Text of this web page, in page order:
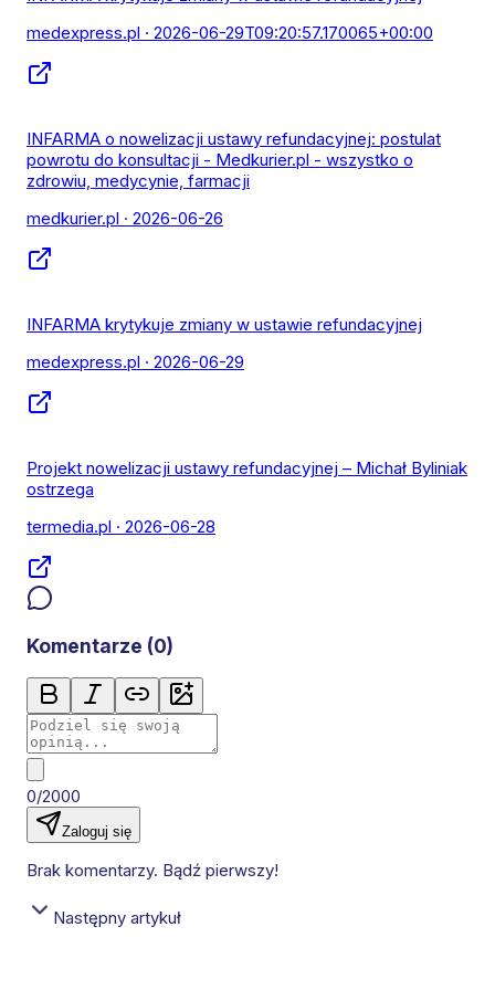
medexpress.pl · 2026-06-29T09:20:57.170065+00:00
INFARMA o nowelizacji ustawy refundacyjnej: postulat
powrotu do konsultacji - Medkurier.pl - wszystko o
zdrowiu, medycynie, farmacji
medkurier.pl · 2026-06-26
INFARMA krytykuje zmiany w ustawie refundacyjnej
medexpress.pl · 2026-06-29
Projekt nowelizacji ustawy refundacyjnej – Michał Byliniak
ostrzega
termedia.pl · 2026-06-28
Komentarze (0)
0/2000
Zaloguj się
Brak komentarzy. Bądź pierwszy!
Następny artykuł